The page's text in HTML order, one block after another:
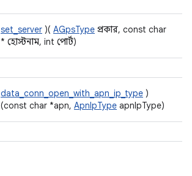
set_server )( AGpsType প্রকার, const char
* হোস্টনাম, int পোর্ট)
data_conn_open_with_apn_ip_type )
(const char *apn, ApnIpType apnIpType)